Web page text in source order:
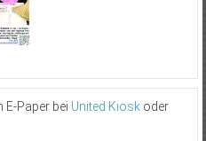
E-Paper bei United Kioskoder